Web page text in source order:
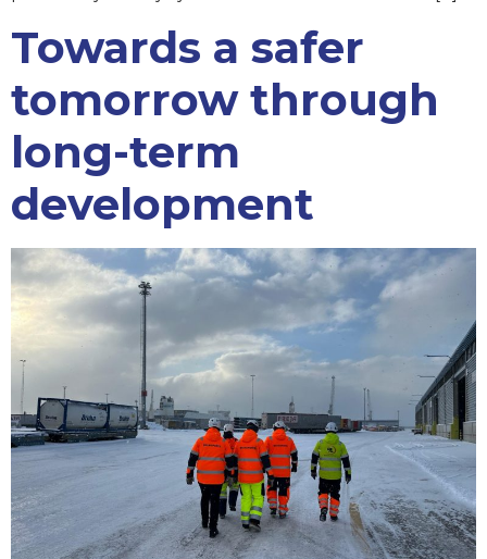
Towards a safer
tomorrow through
long-term
development